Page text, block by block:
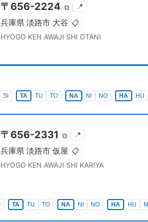
〒 656-2224 ⧉ 📍
兵庫県 淡路市 大谷 📋
HYOGO KEN AWAJI SHI OTANI
SI TA TU TO NA NI NO HA HU
〒 656-2331 ⧉ 📍
兵庫県 淡路市 仮屋 📋
HYOGO KEN AWAJI SHI KARIYA
TA TU TO NA NI NO HA HU MI